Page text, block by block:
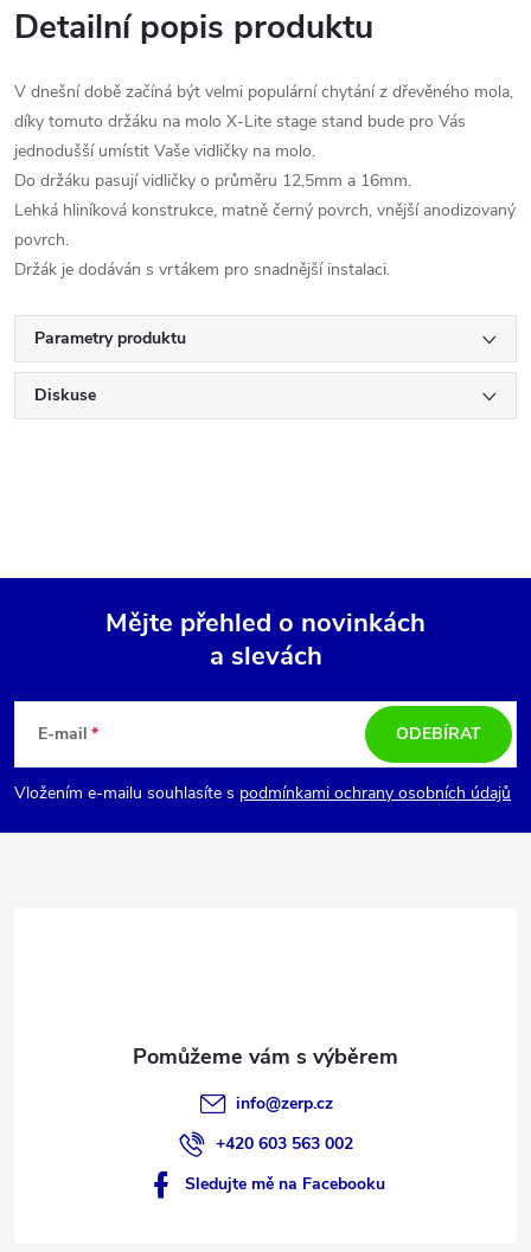
Detailní popis produktu
V dnešní době začíná být velmi populární chytání z dřevěného mola,
díky tomuto držáku na molo X-Lite stage stand bude pro Vás
jednodušší umístit Vaše vidličky na molo.
Do držáku pasují vidličky o průměru 12,5mm a 16mm.
Lehká hliníková konstrukce, matně černý povrch, vnější anodizovaný
povrch.
Držák je dodáván s vrtákem pro snadnější instalaci.
Parametry produktu
Diskuse
p
a
Mějte přehled o novinkách
a slevách
E-mail
Vložením e-mailu souhlasíte s podmínkami ochrany osobních údajů
ODEBÍRAT
info@zerp.cz
+420 603 563 002
Sledujte mě na Facebooku